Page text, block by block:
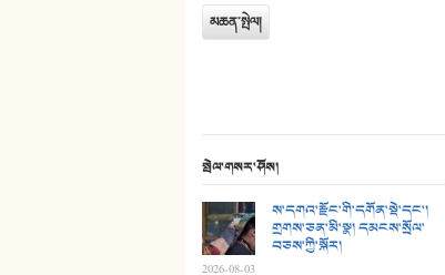
སྤེལ་གསར་ཤོས།
ས་དགའ་རྫོང་གི་དགོན་སྡེ་དང་།
གྲགས་ཅན་མི་སྣ། དམངས་སྲོལ་
བཅས་ཀྱི་སྐོར།
2026-08-03